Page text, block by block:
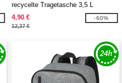
recycelte Tragetasche 3,5 L
4,90 €
12,37 €
-60%